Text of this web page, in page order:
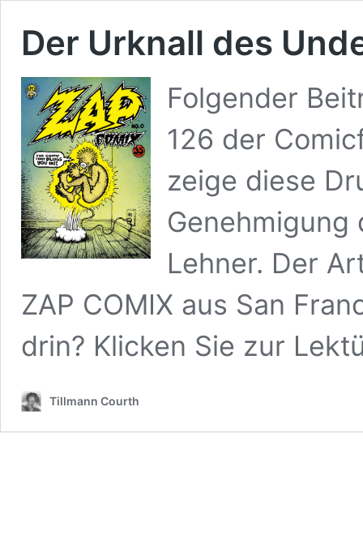
Der Urknall des
Folgender
126 der
zeige diese
Genehmigung
Lehner. Der
ZAP COMIX aus San
drin? Klicken Sie zur
Tillmann Courth